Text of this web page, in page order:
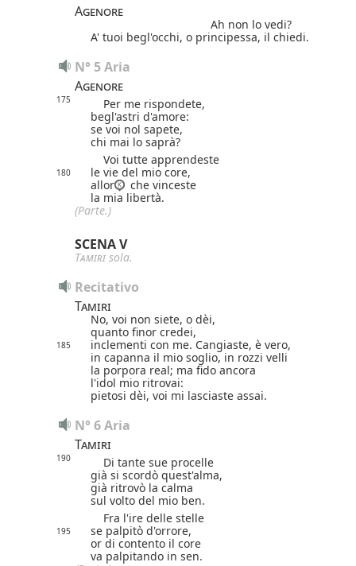
Agenore
Ah non lo vedi?
A' tuoi begl'occhi, o principessa, il chiedi.
N° 5 Aria
Agenore
175
Per me rispondete,
begl'astri d'amore:
se voi nol sapete,
chi mai lo saprà?
Voi tutte apprendeste
180
le vie del mio core,
allor
che vinceste
la mia libertà.
(Parte.)
SCENA V
Tamiri sola.
Recitativo
Tamiri
No, voi non siete, o dèi,
quanto finor credei,
185
inclementi con me. Cangiaste, è vero,
in capanna il mio soglio, in rozzi velli
la porpora real; ma fido ancora
l'idol mio ritrovai:
pietosi dèi, voi mi lasciaste assai.
N° 6 Aria
Tamiri
190
Di tante sue procelle
già si scordò quest'alma,
già ritrovò la calma
sul volto del mio ben.
Fra l'ire delle stelle
195
se palpitò d'orrore,
or di contento il core
va palpitando in sen.